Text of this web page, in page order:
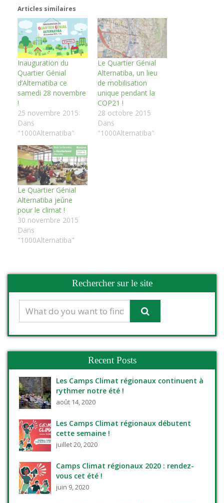
Articles similaires
Inauguration du
Quartier Génial
d’Alternatiba ce
samedi 28 novembre
!
25 novembre 2015
Dans
"1000Alternatiba"
Le Quartier Génial
Alternatiba, un lieu
de mobilisation
unique pendant la
COP21 !
28 octobre 2015
Dans
"1000Alternatiba"
Le Quartier Génial
Alternatiba jeûne
pour le climat !
30 novembre 2015
Dans
"1000Alternatiba"
Rechercher sur le site
Recent Posts
Les Camps Climat régionaux continuent à
rythmer notre été !
août 14, 2020
Les Camps Climat régionaux débutent
cette semaine !
juillet 20, 2020
Camps Climat régionaux 2020 : rendez-
vous cet été !
juin 9, 2020